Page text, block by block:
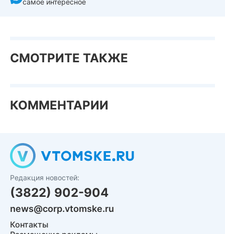
самое интересное
СМОТРИТЕ ТАКЖЕ
КОММЕНТАРИИ
Редакция новостей:
(3822) 902-904
news@corp.vtomske.ru
Контакты